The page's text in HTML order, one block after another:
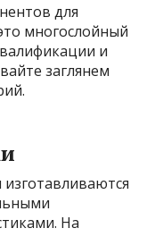
для
многослойный
и
заглянем
На